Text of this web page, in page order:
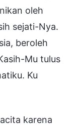
oleh
sejati-Nya.
beroleh
Mu tulus
Ku
karena